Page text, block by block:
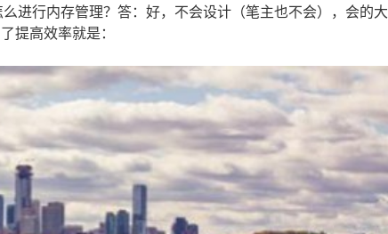
进行内存管理？答：好，不会设计（笔主也不会），会的大
提高效率就是：